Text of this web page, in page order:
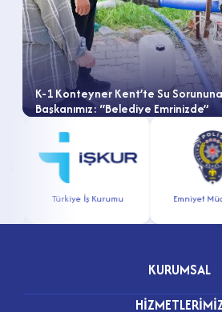
K-1 Konteyner Kent’te Su
Başkanımız: “Belediye Emrinizde”
Türkiye İş Kurumu Emniyet
KURUMSAL